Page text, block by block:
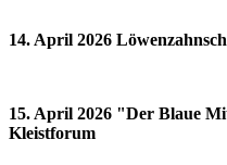
14. April 2026
15. April 2026 "Der Blaue
Kleistforum